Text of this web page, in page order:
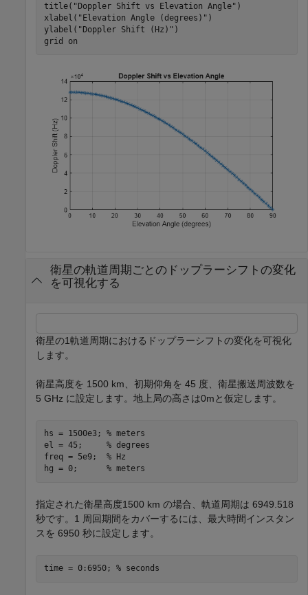
title( "Doppler Shift vs Elevation Angle" )
xlabel( "Elevation Angle (degrees)" )
ylabel( "Doppler Shift (Hz)" )
grid
on
衛星の軌道周期ごとのドップラーシフトの変化
を可視化する
衛星の1軌道周期におけるドップラーシフトの変化を可視化
します。
衛星高度を 1500 km、初期仰角を 45 度、衛星搬送周波数を
5 GHz に設定します。地上局の高さは0mと仮定します。
hs = 1500e3; % meters
el = 45; % degrees
freq = 5e9; % Hz
hg = 0; % meters
指定された衛星高度1500 km の場合、軌道周期は 6949.518
秒です。1 周回期間をカバーするには、最大時間インスタン
スを 6950 秒に設定します。
time = 0:6950; % seconds